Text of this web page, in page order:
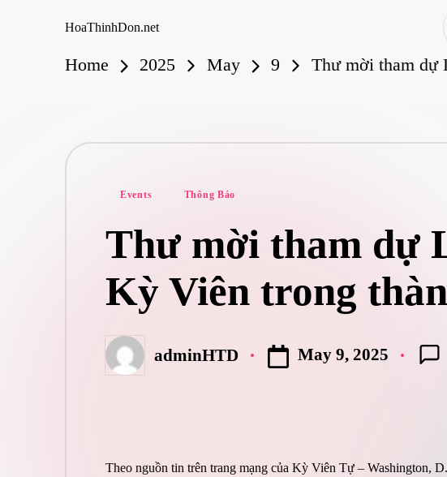
HoaThinhDon.net
Events
Home 2025 May 9 Thư mời tham dự
Posted
Events Thông Báo
Thư mời tham dự
Kỳ Viên trong
Posted
by
adminHTD May 9, 2025
Theo nguồn tin trên trang mạng của Kỳ Viên Tự – Washington,